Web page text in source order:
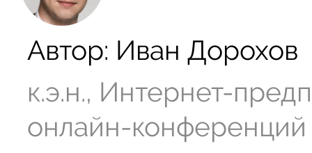
Автор: Иван Дорохов
к.э.н., Интернет-
онлайн-конференций